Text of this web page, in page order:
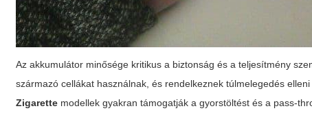
Az akkumulátor minősége kritikus a biztonság és a teljesítmény
származó cellákat használnak, és rendelkeznek túlmelegedés
Zigarette modellek gyakran támogatják a gyorstöltést és a pass-